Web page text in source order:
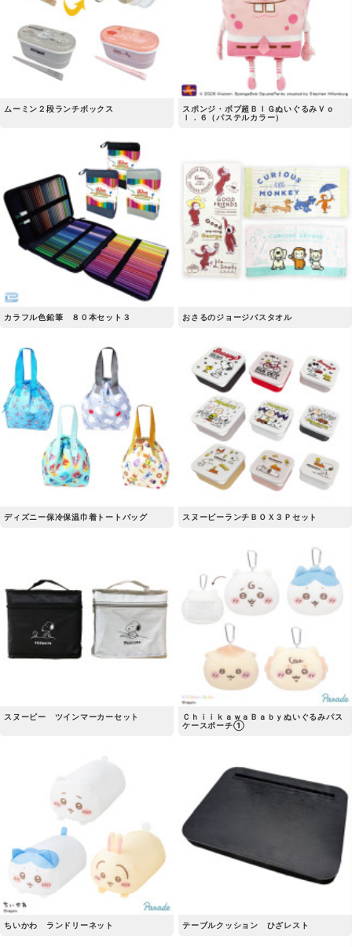
ムーミン２段ランチボックス
スポンジ・ボブ超ＢＩＧぬいぐるみＶｏ
ｌ．６（パステルカラー）
カラフル色鉛筆 ８０本セット３ おさるのジョージバスタオル
ディズニー保冷保温巾着トートバッグ スヌーピーランチＢＯＸ３Ｐセット
スヌーピー ツインマーカーセット
ＣｈｉｉｋａｗａＢａｂｙぬいぐるみパス
ケースポーチ①
ちいかわ ランドリーネット テーブルクッション ひざレスト